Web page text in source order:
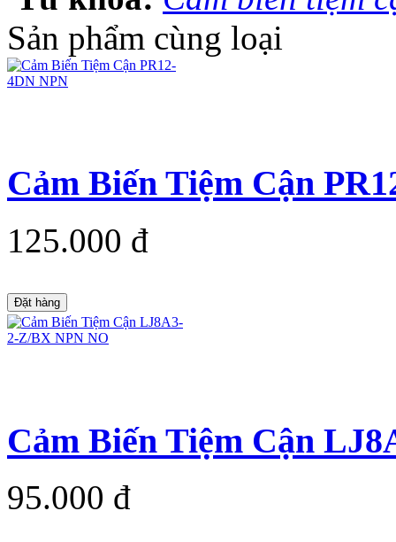
Sản phẩm cùng loại
Cảm Biến Tiệm Cận
125.000 đ
Đặt hàng
Cảm Biến Tiệm Cận
95.000 đ